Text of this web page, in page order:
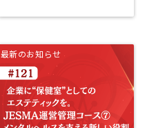
最新のお知らせ